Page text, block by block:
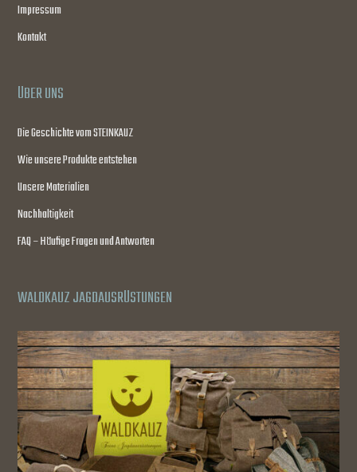
Impressum
Kontakt
ÜBER UNS
Die Geschichte vom STEINKAUZ
Wie unsere Produkte entstehen
Unsere Materialien
Nachhaltigkeit
FAQ – Häufige Fragen und Antworten
WALDKAUZ JAGDAUSRÜSTUNGEN